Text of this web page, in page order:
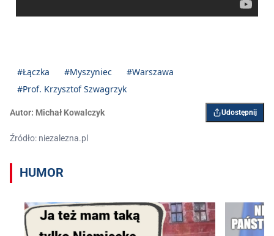
#Łączka #Myszyniec
#Warszawa
#Prof. Krzysztof Szwagrzyk
Autor: Michał Kowalczyk Udostępnij
Źródło: niezalezna.pl
HUMOR